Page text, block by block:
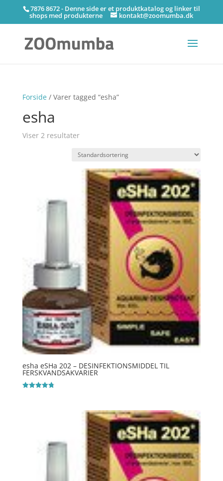
7876 8672 - Denne side er et produktkatalog og linker til
shops med produkterne kontakt@zoomumba.dk
Forside/ Varer tagged “esha”
esha
Viser 2 resultater
esha eSHa 202 – DESINFEKTIONSMIDDEL TIL
FERSKVANDSAKVARIER